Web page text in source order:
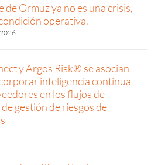
de Ormuz ya no es una crisis,
operativa.
y Argos Risk® se asocian
inteligencia continua
en los flujos de
gestión de riesgos de